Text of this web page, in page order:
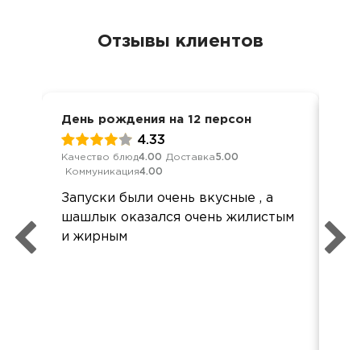
Отзывы клиентов
День рождения на 12 персон
4.33
Качество блюд4.00 Доставка5.00
Коммуникация4.00
Запуски были очень вкусные , а
шашлык оказался очень жилистым
и жирным